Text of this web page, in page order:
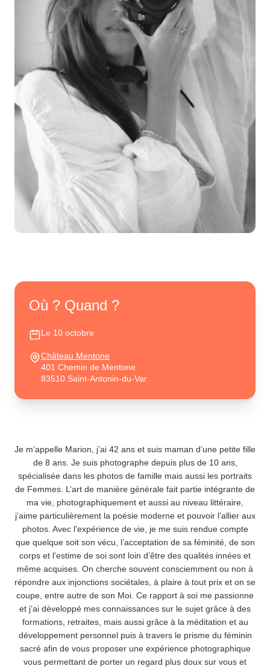
Où ? Quand ?
Le 10 octobre
Château Mentone
401 Chemin de Mentone
83510 Saint-Antonin-du-Var
Je m’appelle Marion, j’ai 42 ans et suis maman d’une petite fille
de 8 ans. Je suis photographe depuis plus de 10 ans,
spécialisée dans les photos de famille mais aussi les portraits
de Femmes. L’art de manière générale fait partie intégrante de
ma vie, photographiquement et aussi au niveau littéraire,
j’aime particulièrement la poésie moderne et pouvoir l’allier aux
photos. Avec l’expérience de vie, je me suis rendue compte
que quelque soit son vécu, l’acceptation de sa féminité, de son
corps et l’estime de soi sont loin d’être des qualités innées et
même acquises. On cherche souvent consciemment ou non à
répondre aux injonctions sociétales, à plaire à tout prix et on se
coupe, entre autre de son Moi. Ce rapport à soi me passionne
et j’ai développé mes connaissances sur le sujet grâce à des
formations, retraites, mais aussi grâce à la méditation et au
développement personnel puis à travers le prisme du féminin
sacré afin de vous proposer une expérience photographique
vous permettant de porter un regard plus doux sur vous et